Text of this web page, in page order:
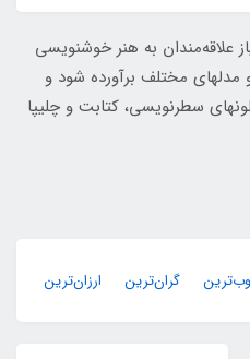
علاقه‌مندان به هنر خوشنویسی
مختلف برآورده شود و
سطرنویسی،‌ کتابت و چلیپا
گران‌ترین ارزان‌ترین